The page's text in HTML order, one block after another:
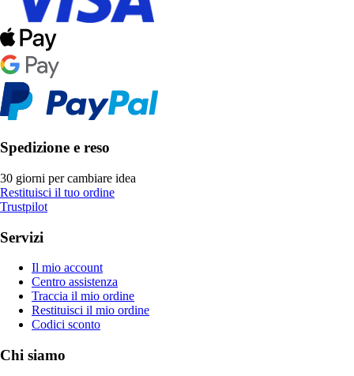
Spedizione e reso
30 giorni per cambiare idea
Restituisci il tuo ordine
Trustpilot
Servizi
Il mio account
Centro assistenza
Traccia il mio ordine
Restituisci il mio ordine
Codici sconto
Chi siamo